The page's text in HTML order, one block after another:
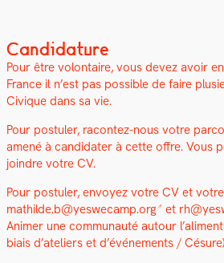
Candidature
Pour être volon­taire, vous devez avoir
France il n’est pas pos­si­ble de faire
Civique dans sa vie.
Pour pos­tuler, racon­tez-nous votre
amené à can­di­dater à cette offre. Vous
join­dre votre CV.
Pour pos­tuler, envoyez votre CV et
mathilde.b@yeswecamp.org et
Ani­mer une com­mu­nauté autour
biais d’ateliers et d’événe­ments / Césure)